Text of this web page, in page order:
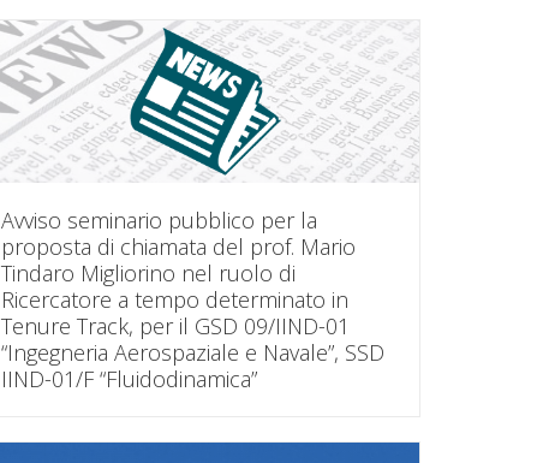
Avviso seminario pubblico per la
proposta di chiamata del prof. Mario
Tindaro Migliorino nel ruolo di
Ricercatore a tempo determinato in
Tenure Track, per il GSD 09/IIND-01
“Ingegneria Aerospaziale e Navale”, SSD
IIND-01/F “Fluidodinamica”